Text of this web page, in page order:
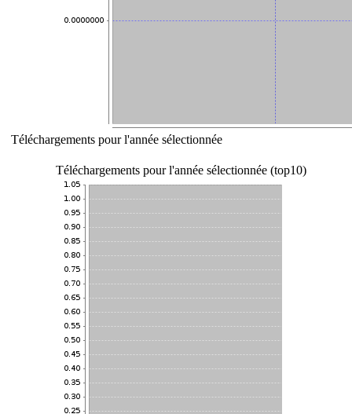
Téléchargements pour l'année sélectionnée
Téléchargements pour l'année sélectionnée (top10)